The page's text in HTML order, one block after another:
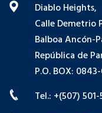
Diablo Heights,
Calle Demetrio
Balboa Ancón-
República de
P.O. BOX:
Tel.: +(507)